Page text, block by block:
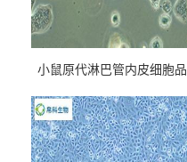
小鼠原代淋巴管内皮细胞品